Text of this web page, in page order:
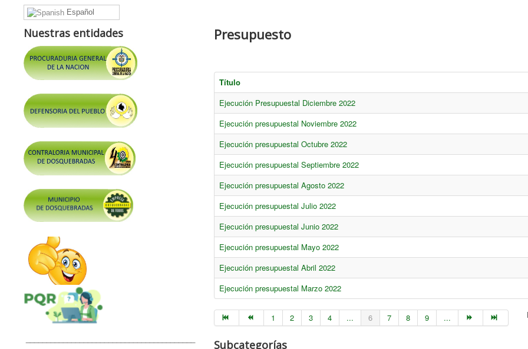
Español
Nuestras entidades Presupuesto
Título
Ejecución Presupuestal Diciembre 2022
Ejecución presupuestal Noviembre 2022
Ejecución presupuestal Octubre 2022
Ejecución presupuestal Septiembre 2022
Ejecución presupuestal Agosto 2022
Ejecución presupuestal Julio 2022
Ejecución presupuestal Junio 2022
Ejecución presupuestal Mayo 2022
Ejecución presupuestal Abril 2022
Ejecución presupuestal Marzo 2022
1 2 3 4 ... 6 7 8 9 ...
Subcategorías